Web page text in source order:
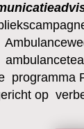
programma
op